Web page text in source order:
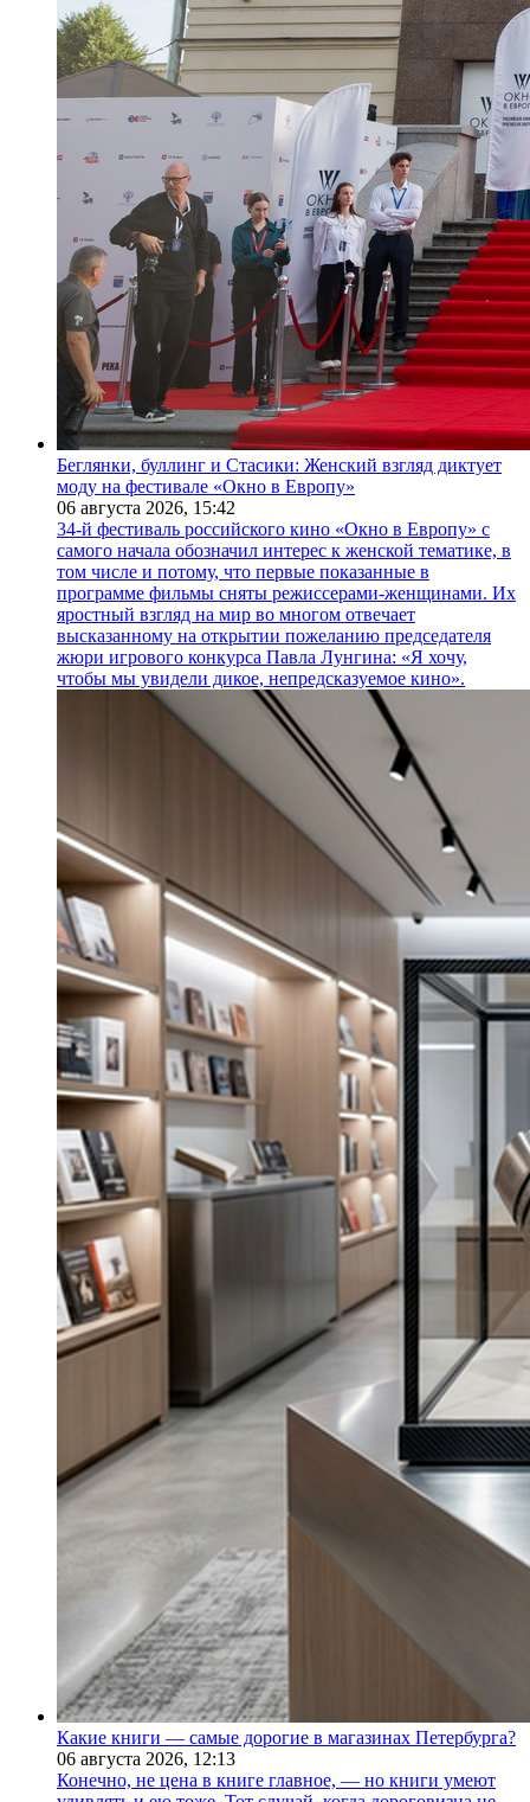
Беглянки, буллинг и Стасики: Женский взгляд диктует
моду на фестивале «Окно в Европу»
06 августа 2026, 15:42
34-й фестиваль российского кино «Окно в Европу» с
самого начала обозначил интерес к женской тематике, в
том числе и потому, что первые показанные в
программе фильмы сняты режиссерами-женщинами. Их
яростный взгляд на мир во многом отвечает
высказанному на открытии пожеланию председателя
жюри игрового конкурса Павла Лунгина: «Я хочу,
чтобы мы увидели дикое, непредсказуемое кино».
Какие книги — самые дорогие в магазинах Петербурга?
06 августа 2026, 12:13
Конечно, не цена в книге главное, — но книги умеют